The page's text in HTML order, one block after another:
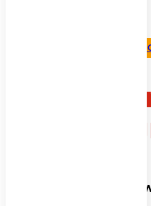
Pizza